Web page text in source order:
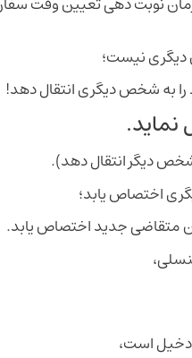
دیگری نیست؛
به شخص دیگری انتقال دهد!
دیگر انتقال دهد).
اختصاص یابد؛
متقاضی جدید اختصاص یابد.
دخیل است،